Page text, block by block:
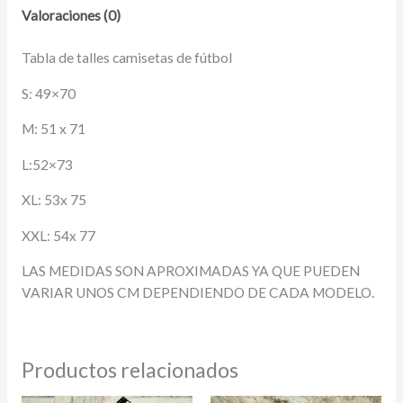
Valoraciones (0)
Tabla de talles camisetas de fútbol
S: 49×70
M: 51 x 71
L:52×73
XL: 53x 75
XXL: 54x 77
LAS MEDIDAS SON APROXIMADAS YA QUE PUEDEN
VARIAR UNOS CM DEPENDIENDO DE CADA MODELO.
Productos relacionados